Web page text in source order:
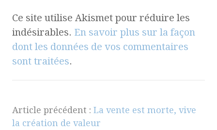
Ce site utilise Akismet pour réduire les
indésirables. En savoir plus sur la façon
dont les données de vos commentaires
sont traitées.
Article précédent : La vente est morte, vive
la création de valeur